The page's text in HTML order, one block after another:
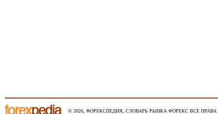
© 2026, ФОРЕКСПЕДИЯ, СЛОВАРЬ РЫНКА ФОРЕКС ВСЕ